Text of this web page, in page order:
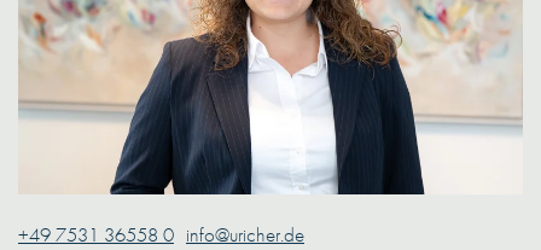
+49 7531 36558 0 info@uricher.de